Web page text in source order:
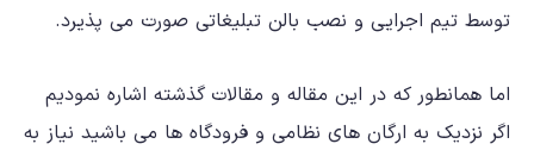
توسط تیم اجرایی و نصب بالن تبلیغاتی صورت می پذیرد.
اما همانطور که در این مقاله و مقالات گذشته اشاره نمودیم
اگر نزدیک به ارگان های نظامی و فرودگاه ها می باشید نیاز به